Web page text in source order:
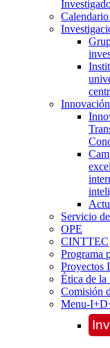
Servicio
OPE
CINTTEC
Programa
Proyectos
Ética de la
Comisión
Menu-